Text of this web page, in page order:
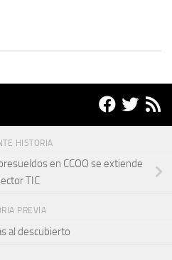
HISTORIA
en CCOO se extiende
TIC
PREVIA
al descubierto